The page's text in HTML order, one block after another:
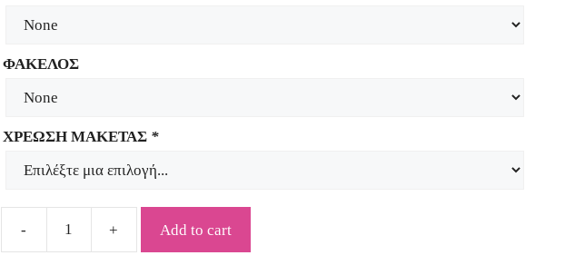
ΦΑΚΕΛΟΣ
ΧΡΕΩΣΗ ΜΑΚΕΤΑΣ *
Προσκλητήριο
Add to cart